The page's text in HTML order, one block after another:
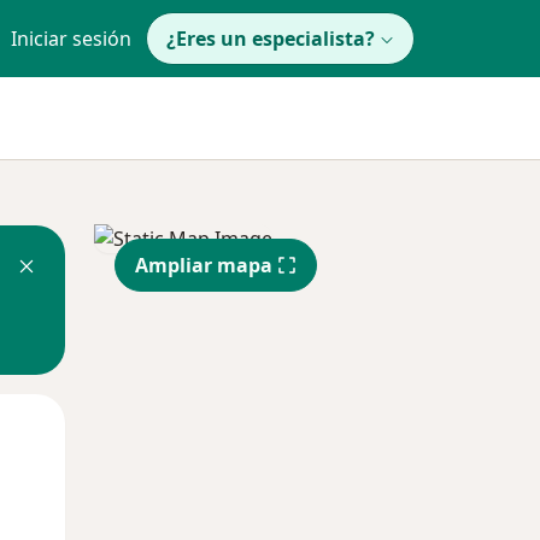
Iniciar sesión ¿Eres un especialista?
Ampliar mapa